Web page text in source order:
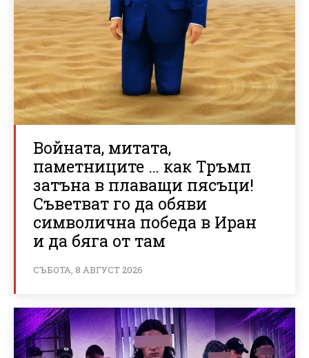
Войната, митата,
паметниците … как Тръмп
затъна в плаващи пясъци!
Съветват го да обяви
символична победа в Иран
и да бяга от там
СЪБОТА, 8 АВГУСТ 2026